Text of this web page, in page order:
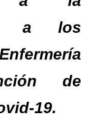
a los
de
19.